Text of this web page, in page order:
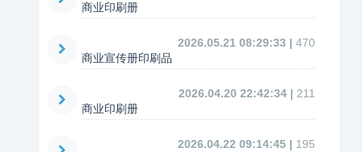
商业印刷册
2026.05.21 08:29:33 | 470
商业宣传册印刷品
2026.04.20 22:42:34 | 211
商业印刷册
2026.04.22 09:14:45 | 195